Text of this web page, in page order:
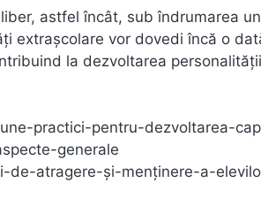
astfel încât, sub îndrumarea
extrașcolare vor dovedi încă o
la dezvoltarea
practici-pentru-dezvoltarea-
generale
de-atragere-și-menținere-a-